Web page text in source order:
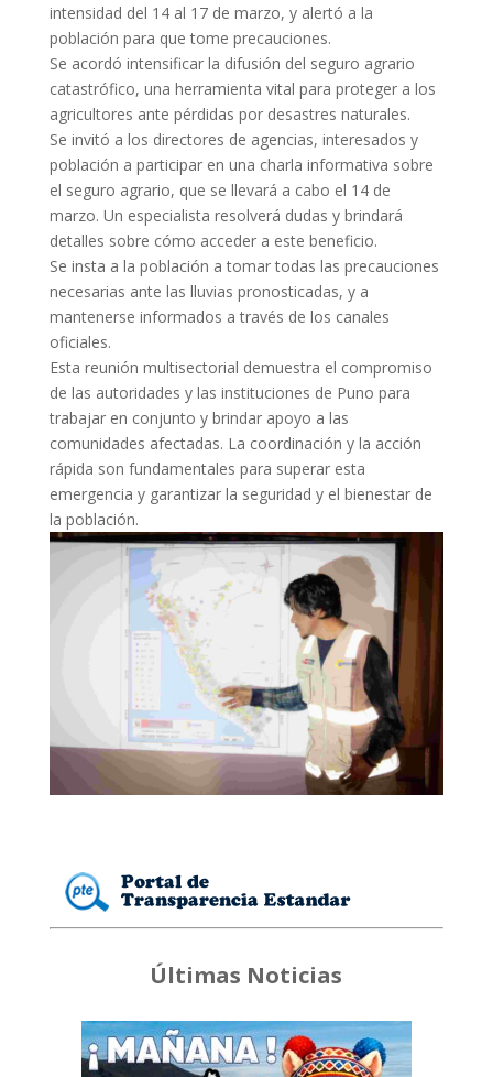
intensidad del 14 al 17 de marzo, y alertó a la
población para que tome precauciones.
Se acordó intensificar la difusión del seguro agrario
catastrófico, una herramienta vital para proteger a los
agricultores ante pérdidas por desastres naturales.
Se invitó a los directores de agencias, interesados y
población a participar en una charla informativa sobre
el seguro agrario, que se llevará a cabo el 14 de
marzo. Un especialista resolverá dudas y brindará
detalles sobre cómo acceder a este beneficio.
Se insta a la población a tomar todas las precauciones
necesarias ante las lluvias pronosticadas, y a
mantenerse informados a través de los canales
oficiales.
Esta reunión multisectorial demuestra el compromiso
de las autoridades y las instituciones de Puno para
trabajar en conjunto y brindar apoyo a las
comunidades afectadas. La coordinación y la acción
rápida son fundamentales para superar esta
emergencia y garantizar la seguridad y el bienestar de
la población.
Últimas Noticias